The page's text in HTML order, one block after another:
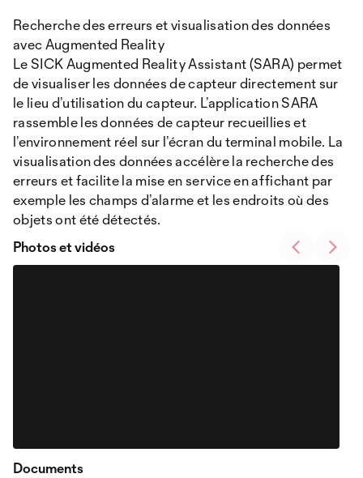
Recherche des erreurs et visualisation des données
avec Augmented Reality
Le SICK Augmented Reality Assistant (SARA) permet
de visualiser les données de capteur directement sur
le lieu d’utilisation du capteur. L’application SARA
rassemble les données de capteur recueillies et
l’environnement réel sur l’écran du terminal mobile. La
visualisation des données accélère la recherche des
erreurs et facilite la mise en service en affichant par
exemple les champs d’alarme et les endroits où des
objets ont été détectés.
Photos et vidéos
Documents